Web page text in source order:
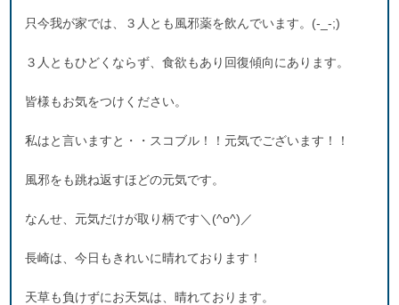
只今我が家では、３人とも風邪薬を飲んでいます。(-_-;)
３人ともひどくならず、食欲もあり回復傾向にあります。
皆様もお気をつけください。
私はと言いますと・・スコブル！！元気でございます！！
風邪をも跳ね返すほどの元気です。
なんせ、元気だけが取り柄です＼(^o^)／
長崎は、今日もきれいに晴れております！
天草も負けずにお天気は、晴れております。